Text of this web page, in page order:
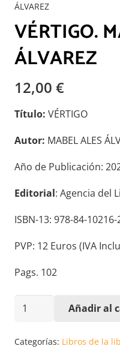
ÁLVAREZ
VÉRTIGO.
ÁLVAREZ
12,00 €
Título: VÉRTIGO
Autor: MABEL ALES
Año de Publicación:
Editorial: Agencia del
ISBN-13: 978-84-10216-
PVP: 12 Euros (IVA
Pags. 102
VÉRTIGO.
ALES
Añadir al
Categorías: Libros de la